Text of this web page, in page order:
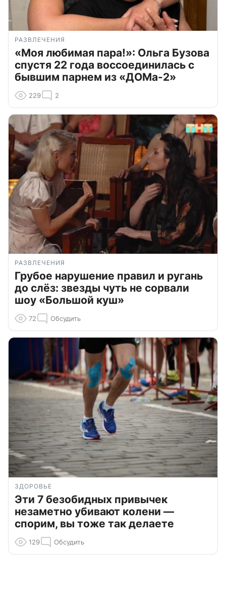
РАЗВЛЕЧЕНИЯ
«Моя любимая пара!»: Ольга Бузова
спустя 22 года воссоединилась с
бывшим парнем из «ДОМа-2»
229 2
РАЗВЛЕЧЕНИЯ
Грубое нарушение правил и ругань
до слёз: звезды чуть не сорвали
шоу «Большой куш»
72 Обсудить
ЗДОРОВЬЕ
Эти 7 безобидных привычек
незаметно убивают колени —
спорим, вы тоже так делаете
129 Обсудить